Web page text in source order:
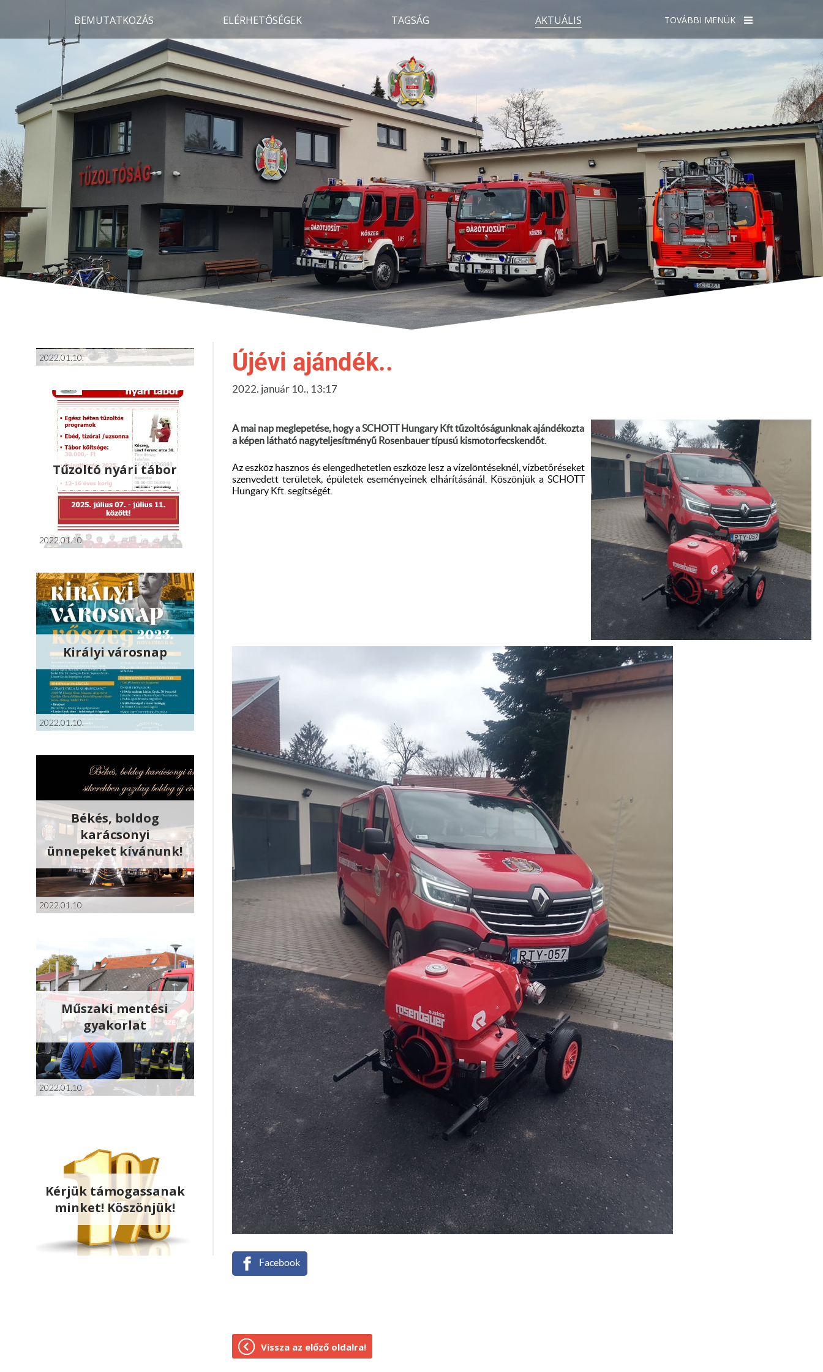
BEMUTATKOZÁS ELÉRHETŐSÉGEK TAGSÁG AKTUÁLIS TOVÁBBI MENÜK
Női Raj Reptéri
kirándulás
2022.01.10.
Ifjúsági raj
kirándulás
2022.01.10.
Tűzoltó nyári tábor
2022.01.10.
Királyi városnap
2022.01.10.
Békés, boldog
karácsonyi
ünnepeket kívánunk!
2022.01.10.
Műszaki mentési
gyakorlat
2022.01.10.
Kérjük támogassanak
minket! Köszönjük!
Újévi ajándék..
2022. január 10., 13:17
A mai nap meglepetése, hogy a SCHOTT Hungary Kft tűzoltóságunknak ajándékozta
a képen látható nagyteljesítményű Rosenbauer típusú kismotorfecskendőt.
Az eszköz hasznos és elengedhetetlen eszköze lesz a vízelöntéseknél, vízbetőréseket
szenvedett területek, épületek eseményeinek elhárításánál. Köszönjük a SCHOTT
Hungary Kft. segítségét.
Facebook
Vissza az előző oldalra!